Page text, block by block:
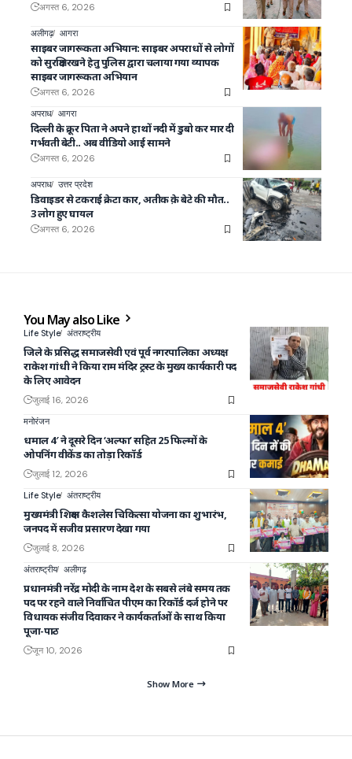
अगस्त 6, 2026
अलीगढ़ आगरा
साइबर जागरूकता अभियान: साइबर अपराधों से लोगों
को सुरक्षित रखने हेतु पुलिस द्वारा चलाया गया व्यापक
साइबर जागरूकता अभियान
अगस्त 6, 2026
अपराध आगरा
दिल्ली के क्रूर पिता ने अपने हाथों नदी में डुबो कर मार दी
गर्भवती बेटी.. अब वीडियो आई सामने
अगस्त 6, 2026
अपराध उत्तर प्रदेश
डिवाइडर से टकराई क्रेटा कार, अतीक क़े बेटे की मौत..
3 लोग हुए घायल
अगस्त 6, 2026
You May also Like
Life Style अंतराष्ट्रीय
जिले के प्रसिद्ध समाजसेवी एवं पूर्व नगरपालिका अध्यक्ष
राकेश गांधी ने किया राम मंदिर ट्रस्ट के मुख्य कार्यकारी पद
के लिए आवेदन
जुलाई 16, 2026
मनोरंजन
धमाल 4′ ने दूसरे दिन ‘अल्फा’ सहित 25 फिल्मों के
ओपनिंग वीकेंड का तोड़ा रिकॉर्ड
जुलाई 12, 2026
Life Style अंतराष्ट्रीय
मुख्यमंत्री शिक्षक कैशलेस चिकित्सा योजना का शुभारंभ,
जनपद में सजीव प्रसारण देखा गया
जुलाई 8, 2026
अंतराष्ट्रीय अलीगढ़
प्रधानमंत्री नरेंद्र मोदी के नाम देश के सबसे लंबे समय तक
पद पर रहने वाले निर्वाचित पीएम का रिकॉर्ड दर्ज होने पर
विधायक संजीव दिवाकर ने कार्यकर्ताओं के साथ किया
पूजा-पाठ
जून 10, 2026
Show More